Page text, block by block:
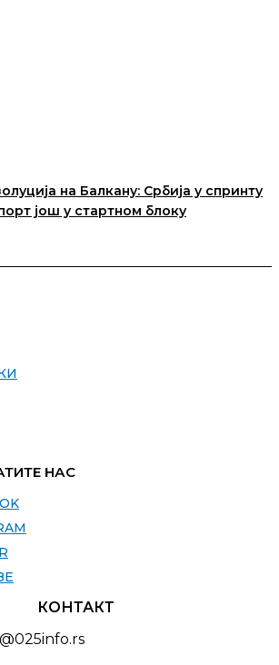
на Балкану: Србија у спринту
још у стартном блоку
НАС
КОНТАКТ